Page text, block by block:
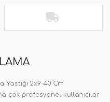
Yastığı 2x9-40 Cm
çok profesyonel kullanıcılar